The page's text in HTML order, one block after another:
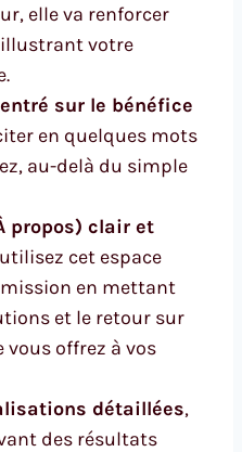
elle va renforcer
votre
sur le bénéfice
en quelques mots
au-delà du simple
propos) clair et
cet espace
en mettant
et le retour sur
offrez à vos
détaillées,
des résultats